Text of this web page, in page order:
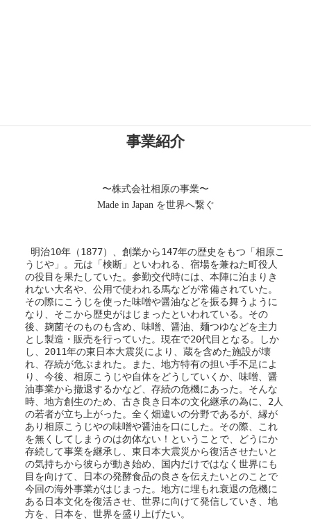
事業紹介
〜株式会社相原の事業〜
Made in Japan を世界へ繋ぐ
うじや」。元は「検断」といわれる、宿場を兼ねた町役人
の役目を果たしていた。参勤交代時には、本陣に泊まりき
れない大名や、公用で使われる馬などが常備されていた。
その際にこうじを使った味噌や醤油などを振る舞うように
なり、そこから歴史がはじまったといわれている。その
後、麹菌そのものも含め、味噌、醤油、麺つゆなどを主力
とし製造・販売を行っていた。現在で20代目となる。しか
し、2011年の東日本大震災により、蔵を含めた施設が壊
れ、存続が危ぶまれた。また、地方特有の担い手不足によ
り、今後、相原こうじや自体をどうしていくか、味噌、醤
油事業から撤退するかなど、存続の危機にあった。そんな
時、地方創生のため、古き良き日本の文化継承の為に、2人
の若者が立ち上がった。全く畑違いの分野であるが、縁が
あり相原こうじやの味噌や醤油を口にした。その際、これ
を無くしてしまうのは勿体ない！ということで、どうにか
存続して事業を継承し、東日本大震災から復活させたいと
の気持ちから彼らが動き始め、国内だけではなく世界にも
目を向けて、日本の発酵食品の良さを伝えたいとのことで
今回の海外事業がはじまった。地方に埋もれ衰退の危機に
ある日本文化を復活させ、世界に向けて発信していき、地
方を、日本を、世界を盛り上げたい。